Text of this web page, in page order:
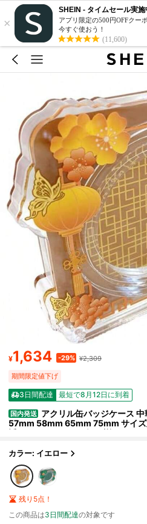
×
SHEIN - タイムセール実施
アプリ限定の500円OFFクー
今すぐ使おう！
(11,600)
¥1,634 -29% ¥2,309
期間限定値下げ
3日間配達 最短で8月12日に到着
国内発送 アクリル缶バッジケース
57mm 58mm 65mm 75mm サイズ
活 アニオタ アニメグッズ飾りキー
カラー: イエロー
残り5点！
この商品は3日間配達の対象です